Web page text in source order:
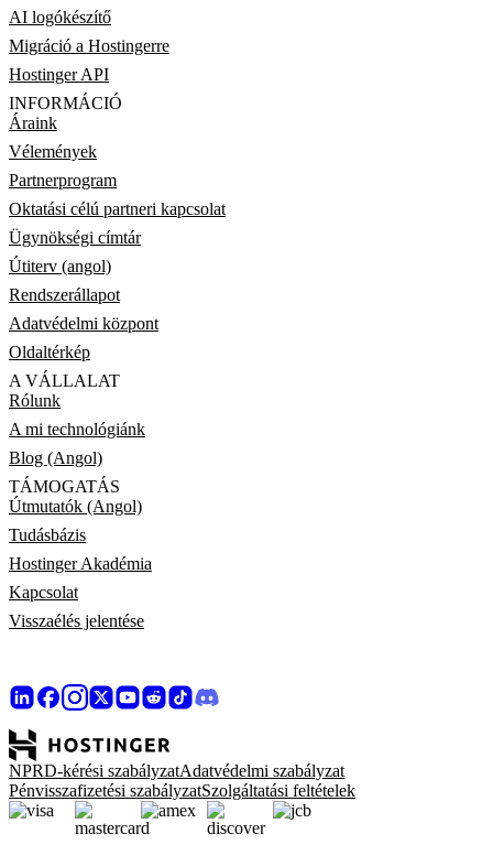
AI logókészítő
Migráció a Hostingerre
Hostinger API
INFORMÁCIÓ
Áraink
Vélemények
Partnerprogram
Oktatási célú partneri kapcsolat
Ügynökségi címtár
Útiterv (angol)
Rendszerállapot
Adatvédelmi központ
Oldaltérkép
A VÁLLALAT
Rólunk
A mi technológiánk
Blog (Angol)
TÁMOGATÁS
Útmutatók (Angol)
Tudásbázis
Hostinger Akadémia
Kapcsolat
Visszaélés jelentése
NPRD-kérési szabályzatAdatvédelmi szabályzat
Pénvisszafizetési szabályzatSzolgáltatási feltételek